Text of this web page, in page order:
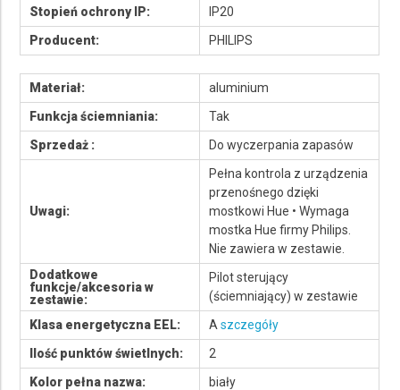
Stopień ochrony IP:
IP20
Producent:
PHILIPS
Materiał:
aluminium
Funkcja ściemniania:
Tak
Sprzedaż :
Do wyczerpania zapasów
Uwagi:
Pełna kontrola z urządzenia
przenośnego dzięki
mostkowi Hue • Wymaga
mostka Hue firmy Philips.
Nie zawiera w zestawie.
Dodatkowe
funkcje/akcesoria w
zestawie:
Pilot sterujący
(ściemniający) w zestawie
Klasa energetyczna EEL:
Aszczegóły
Ilość punktów świetlnych:
2
Kolor pełna nazwa:
biały